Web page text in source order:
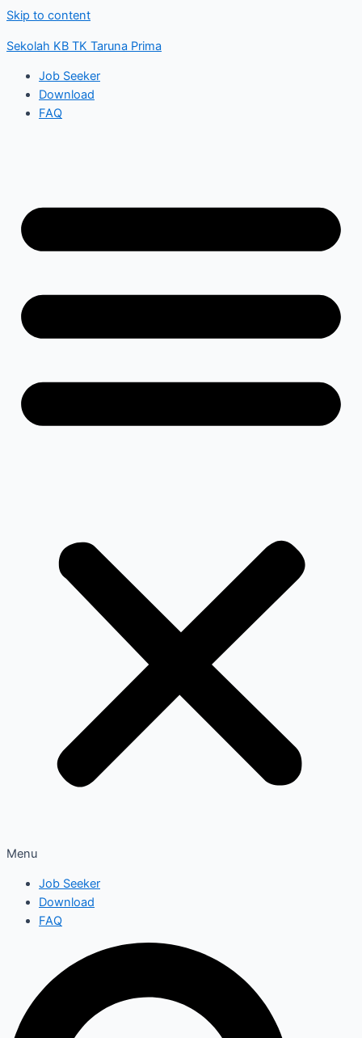
Skip to content
Sekolah KB TK Taruna Prima
Job Seeker
Download
FAQ
Menu
Job Seeker
Download
FAQ